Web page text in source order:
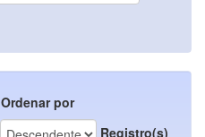
Ordenar por
Registro(s)